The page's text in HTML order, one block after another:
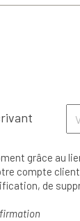
grâce au
compte
de